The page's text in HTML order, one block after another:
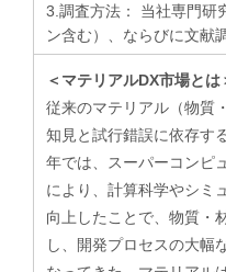
3.調査方法： 当社専門研
ン含む）、ならびに文献
＜マテリアルDX市場とは
従来のマテリアル（物質
知見と試行錯誤に依存す
年では、スーパーコンピ
により、計算科学やシミ
向上したことで、物質・
し、開発プロセスの大幅